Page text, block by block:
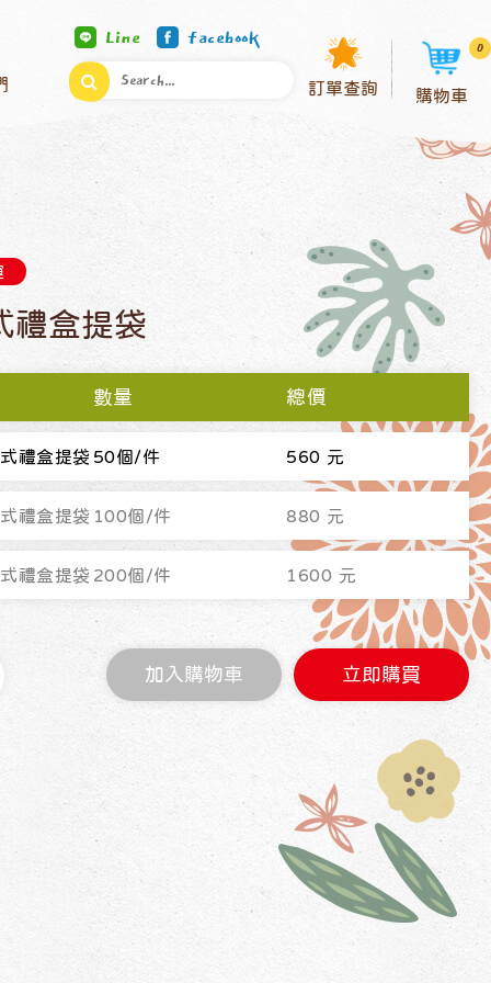
Line facebook
訂單查詢 購物車
0
禮盒提袋
數量 總價
禮盒提袋 50個/件 560 元
禮盒提袋 100個/件 880 元
禮盒提袋 200個/件 1600 元
加入購物車 立即購買